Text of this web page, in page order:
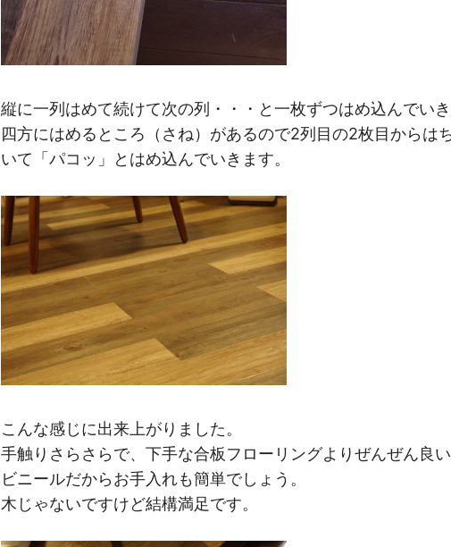
縦に一列はめて続けて次の列・・・と一枚ずつはめ込んでいき
四方にはめるところ（さね）があるので2列目の2枚目からは
いて「パコッ」とはめ込んでいきます。
こんな感じに出来上がりました。
手触りさらさらで、下手な合板フローリングよりぜんぜん良い
ビニールだからお手入れも簡単でしょう。
木じゃないですけど結構満足です。